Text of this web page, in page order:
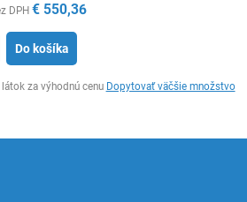
DPH € 550,36
Do košíka
za výhodnú cenu Dopytovať väčšie množstvo